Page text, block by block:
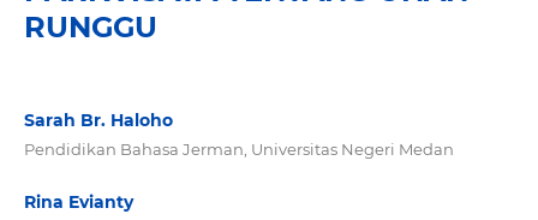
RUNGGU
Sarah Br. Haloho
Pendidikan Bahasa Jerman, Universitas Negeri Medan
Rina Evianty